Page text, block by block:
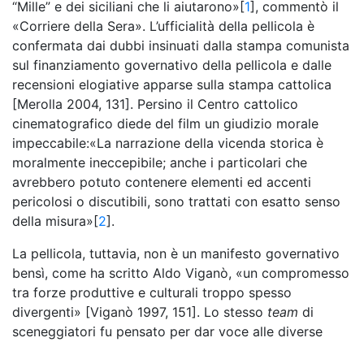
“Mille” e dei siciliani che li aiutarono»[1], commentò il
«Corriere della Sera». L’ufficialità della pellicola è
confermata dai dubbi insinuati dalla stampa comunista
sul finanziamento governativo della pellicola e dalle
recensioni elogiative apparse sulla stampa cattolica
[Merolla 2004, 131]. Persino il Centro cattolico
cinematografico diede del film un giudizio morale
impeccabile:«La narrazione della vicenda storica è
moralmente ineccepibile; anche i particolari che
avrebbero potuto contenere elementi ed accenti
pericolosi o discutibili, sono trattati con esatto senso
della misura»[2].
La pellicola, tuttavia, non è un manifesto governativo
bensì, come ha scritto Aldo Viganò, «un compromesso
tra forze produttive e culturali troppo spesso
divergenti» [Viganò 1997, 151]. Lo stesso team di
sceneggiatori fu pensato per dar voce alle diverse